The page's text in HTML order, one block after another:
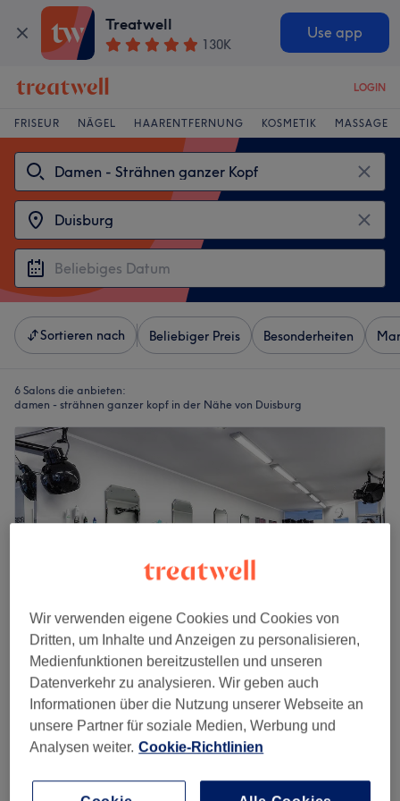
Treatwell
130K
Use app
LOGIN
FRISEUR NÄGEL HAARENTFERNUNG KOSMETIK MASSAGE
Sortieren nach Beliebiger Preis Besonderheiten
6 Salons die anbieten:
damen - strähnen ganzer kopf in der Nähe von Duisburg
Friseur Lotze 2 Duisburg - Großenbaum
4,7
227 Bewertungen
Duisburg
Auf Karte anzeigen
Damen - Foliensträhnen incl Haarkur
Schnellansicht Saloninfos
Wir verwenden eigene Cookies und Cookies von
Dritten, um Inhalte und Anzeigen zu personalisieren,
Medienfunktionen bereitzustellen und unseren
Datenverkehr zu analysieren. Wir geben auch
Informationen über die Nutzung unserer Webseite an
unsere Partner für soziale Medien, Werbung und
Analysen weiter. Cookie-Richtlinien